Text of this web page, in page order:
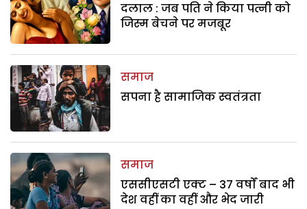
दलाल : जब पति ने किया पत्नी को
जिस्म बेचने पर मजबूर
समाज
सपना है सामाजिक स्वतंत्रता
समाज
एससीएसटी एक्ट – 37 वर्षों बाद भी
देश वहीं का वहीं और भेद जारी